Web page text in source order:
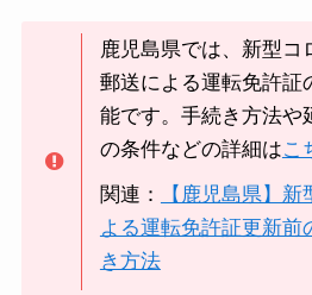
鹿児島県では、新型コ
郵送による運転免許証
能です。手続き方法や
の条件などの詳細はこ
関連：
【鹿児島県】
よる運転免許証更新前
き方法